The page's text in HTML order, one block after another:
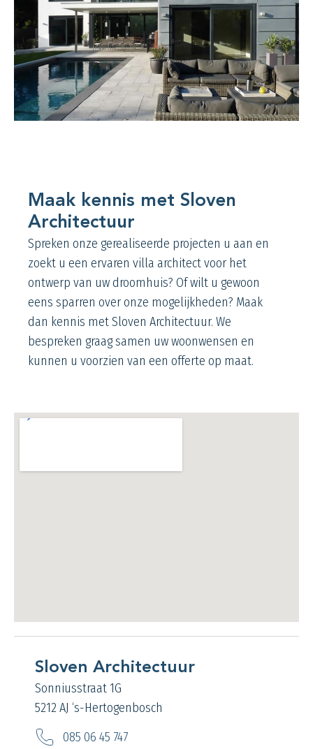
Maak kennis met Sloven
Architectuur
Spreken onze gerealiseerde projecten u aan en
zoekt u een ervaren villa architect voor het
ontwerp van uw droomhuis? Of wilt u gewoon
eens sparren over onze mogelijkheden? Maak
dan kennis met Sloven Architectuur. We
bespreken graag samen uw woonwensen en
kunnen u voorzien van een offerte op maat.
Sloven Architectuur
Sonniusstraat 1G
5212 AJ ‘s-Hertogenbosch
085 06 45 747